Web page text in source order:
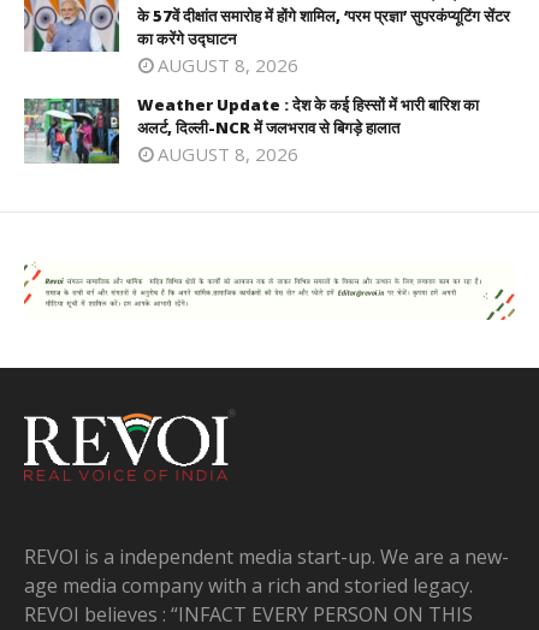
के 57वें दीक्षांत समारोह में होंगे शामिल, ‘परम प्रज्ञा’ सुपरकंप्यूटिंग सेंटर
का करेंगे उद्घाटन
AUGUST 8, 2026
Weather Update : देश के कई हिस्सों में भारी बारिश का
अलर्ट, दिल्ली-NCR में जलभराव से बिगड़े हालात
AUGUST 8, 2026
REVOI is a independent media start-up. We are a new-
age media company with a rich and storied legacy.
REVOI believes : “INFACT EVERY PERSON ON THIS